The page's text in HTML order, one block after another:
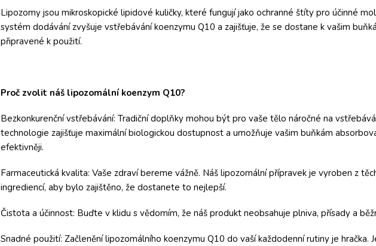
Lipozomy jsou mikroskopické lipidové kuličky, které fungují jako ochranné štíty pro účinné
systém dodávání zvyšuje vstřebávání koenzymu Q10 a zajišťuje, že se dostane k vašim
připravené k použití.
Proč zvolit náš lipozomální koenzym Q10?
Bezkonkurenční vstřebávání: Tradiční doplňky mohou být pro vaše tělo náročné na
technologie zajišťuje maximální biologickou dostupnost a umožňuje vašim buňkám
efektivněji.
Farmaceutická kvalita: Vaše zdraví bereme vážně. Náš lipozomální přípravek je vyroben z
ingrediencí, aby bylo zajištěno, že dostanete to nejlepší.
Čistota a účinnost: Buďte v klidu s vědomím, že náš produkt neobsahuje plniva, přísady a
Snadné použití: Začlenění lipozomálního koenzymu Q10 do vaší každodenní rutiny je hračka.